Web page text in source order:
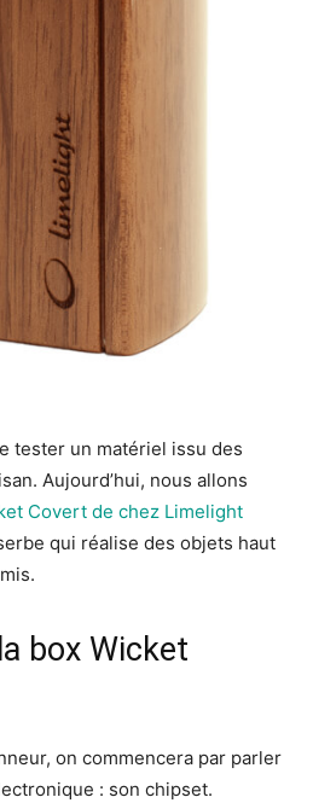
tester un matériel issu des
Aujourd’hui, nous allons
Covert de chez Limelight
qui réalise des objets haut
box Wicket
on commencera par parler
: son chipset.